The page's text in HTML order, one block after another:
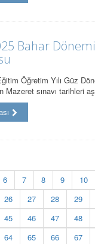
Bahar
Öğretim Yılı Güz
Mazeret sınavı tarihleri
6 7 8 9 10
26 27 28 29
45 46 47 48
64 65 66 67